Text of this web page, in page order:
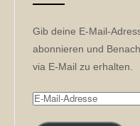
Gib deine E-Mail-
abonnieren und
via E-Mail zu erhalten.
E-